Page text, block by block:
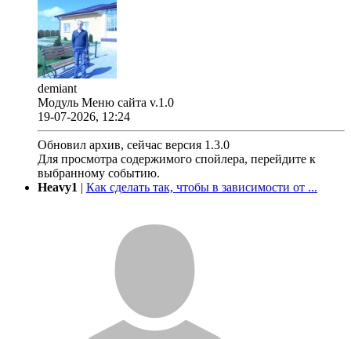
demiant
Модуль Меню сайта v.1.0
19-07-2026, 12:24
Обновил архив, сейчас версия 1.3.0
Для просмотра содержимого спойлера, перейдите к
выбранному событию.
Heavy1 | Как сделать так, чтобы в зависимости от ...